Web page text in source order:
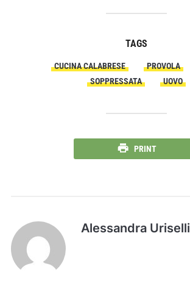
TAGS
CUCINA CALABRESE PROVOLA
SOPPRESSATA
UOVO
PRINT
Alessandra Uriselli